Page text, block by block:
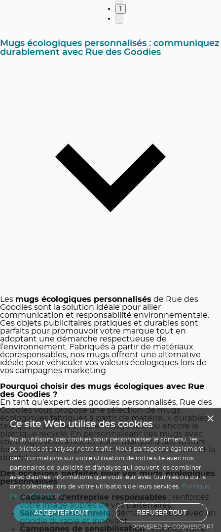
1
Mugs écologiques personnalisés : communiquez
durablement avec Rue des Goodies
Les mugs écologiques personnalisés de Rue des
Goodies sont la solution idéale pour allier
communication et responsabilité environnementale.
Ces objets publicitaires pratiques et durables sont
parfaits pour promouvoir votre marque tout en
adoptant une démarche respectueuse de
l’environnement. Fabriqués à partir de matériaux
écoresponsables, nos mugs offrent une alternative
idéale pour véhiculer vos valeurs écologiques lors de
vos campagnes marketing.
Pourquoi choisir des mugs écologiques avec Rue
des Goodies ?
En tant qu’expert des goodies personnalisés, Rue des
Goodies vous propose une sélection de mugs
écologiques fabriqués à partir de matériaux durables
tels que le bambou, l’acier inoxydable ou encore le
plastique recyclé. En personnalisant ces mugs avec
votre logo, vous associez votre marque à des valeurs
fortes telles que la protection de l’environnement et la
durabilité.
Des occasions parfaites pour vos mugs écologiques
personnalisés
Cadeaux d’entreprise responsables : renforcez
votre image auprès de vos partenaires.
Salons professionnels : démarquez-vous avec un
goodie durable et innovant.
Campagnes de sensibilisation: associez votre
×
Ce site Web utilise des cookies
Nous utilisons des cookies pour personnaliser le contenu, les
publicités et analyser notre trafic. Nous partageons également
des informations sur votre utilisation de notre site avec nos
partenaires de publicité et d'analyse qui peuvent les combiner
avec d'autres informations que vous leur avez fournies ou qu'ils
ont collectées lors de votre utilisation de leurs services.
Politique
de confidentialité
ACCEPTER TOUT REFUSER TOUT
POWERED BY COOKIESCRIPT